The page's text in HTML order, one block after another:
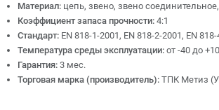
Материал: цепь, звено, звено
Коэффициент запаса прочности: 4:1
Стандарт: EN 818-1-2001, EN 818-2-2001, EN 818-
Температура среды эксплуатации: от -40 до
Гарантия: 3 мес.
Торговая марка (производитель): ТПК Метиз